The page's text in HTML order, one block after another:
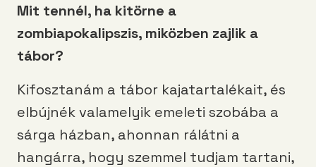
Mit tennél, ha kitörne a
zombiapokalipszis, miközben zajlik a
tábor?
Kifosztanám a tábor kajatartalékait, és
elbújnék valamelyik emeleti szobába a
sárga házban, ahonnan rálátni a
hangárra, hogy szemmel tudjam tartani,